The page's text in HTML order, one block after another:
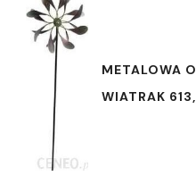
METALOWA
WIATRAK